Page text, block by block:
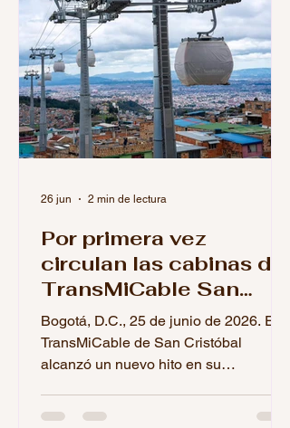
Por primera vez
circulan las cabinas del
TransMiCable San
Cristóbal: comenzó la
fase final de pruebas
Bogotá, D.C., 25 de junio de 2026. El
TransMiCable de San Cristóbal
alcanzó un nuevo hito en su
pruebas operacionales de sus cabinas.
26 jun 2 min de lectura